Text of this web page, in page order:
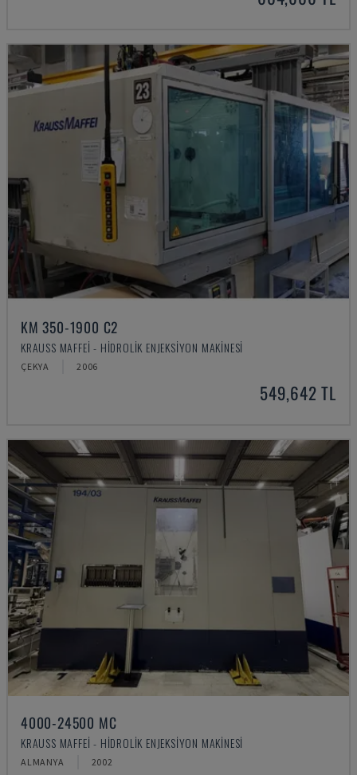
KM 350-1900 C2
KRAUSS MAFFEI - HIDROLIK ENJEKSIYON MAKINESI
ÇEKYA 2006
549,642 TL
4000-24500 MC
KRAUSS MAFFEI - HIDROLIK ENJEKSIYON MAKINESI
ALMANYA 2002